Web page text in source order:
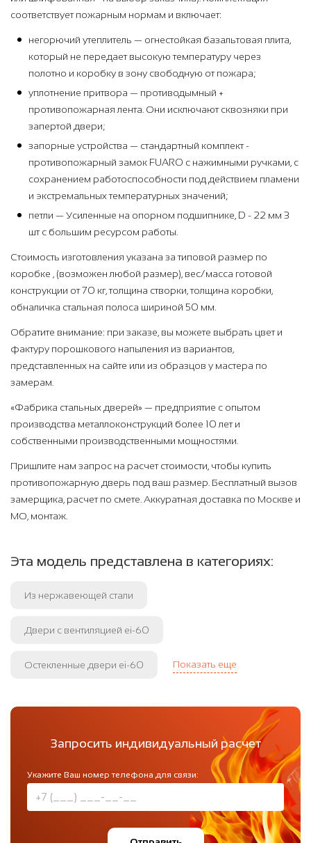
соответствует пожарным нормам и включает:
негорючий утеплитель — огнестойкая базальтовая плита,
который не передает высокую температуру через
полотно и коробку в зону свободную от пожара;
уплотнение притвора — противодымный +
противопожарная лента. Они исключают сквозняки при
запертой двери;
запорные устройства — стандартный комплект -
противопожарный замок FUARO с нажимными ручками, с
сохранением работоспособности под действием пламени
и экстремальных температурных значений;
петли — Усиленные на опорном подшипнике, D - 22 мм 3
шт с большим ресурсом работы.
Стоимость изготовления указана за типовой размер по
коробке , (возможен любой размер), вес/масса готовой
конструкции от 70 кг, толщина створки, толщина коробки,
обналичка стальная полоса шириной 50 мм.
Обратите внимание: при заказе, вы можете выбрать цвет и
фактуру порошкового напыления из вариантов,
представленных на сайте или из образцов у мастера по
замерам.
«Фабрика стальных дверей» — предприятие с опытом
производства металлоконструкций более 10 лет и
собственными производственными мощностями.
Пришлите нам запрос на расчет стоимости, чтобы купить
противопожарную дверь под ваш размер. Бесплатный вызов
замерщика, расчет по смете. Аккуратная доставка по Москве и
МО, монтаж.
Эта модель представлена в категориях:
Из нержавеющей стали
Двери с вентиляцией ei-60
Остекленные двери ei-60 Показать еще
Запросить индивидуальный расчет
Укажите Ваш номер телефона для связи: